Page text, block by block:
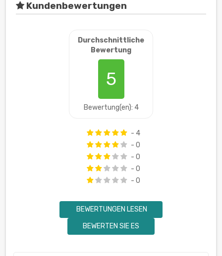
Kundenbewertungen
Durchschnittliche
Bewertung
5
Bewertung(en): 4
- 4
- 0
- 0
- 0
- 0
BEWERTUNGEN LESEN
BEWERTEN SIE ES